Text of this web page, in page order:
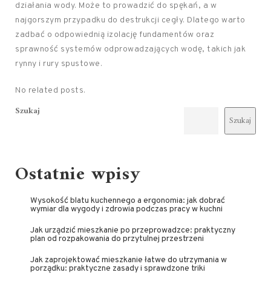
działania wody. Może to prowadzić do spękań, a w
najgorszym przypadku do destrukcji cegły. Dlatego warto
zadbać o odpowiednią izolację fundamentów oraz
sprawność systemów odprowadzających wodę, takich jak
rynny i rury spustowe.
No related posts.
Szukaj
Szukaj
Ostatnie wpisy
Wysokość blatu kuchennego a ergonomia: jak dobrać
wymiar dla wygody i zdrowia podczas pracy w kuchni
Jak urządzić mieszkanie po przeprowadzce: praktyczny
plan od rozpakowania do przytulnej przestrzeni
Jak zaprojektować mieszkanie łatwe do utrzymania w
porządku: praktyczne zasady i sprawdzone triki